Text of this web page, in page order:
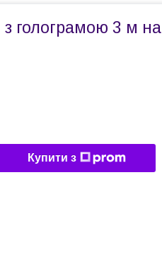
голограмою 3 м на
Купити з